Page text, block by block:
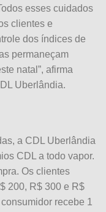
esses cuidados
clientes e
dos índices de
permaneçam
natal”, afirma
Uberlândia.
a CDL Uberlândia
CDL a todo vapor.
Os clientes
200, R$ 300 e R$
recebe 1